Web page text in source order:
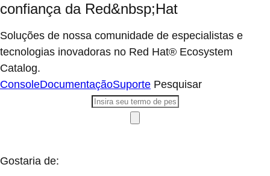
confiança da Red&nbsp;Hat
Soluções de nossa comunidade de especialistas e
tecnologias inovadoras no Red Hat® Ecosystem
Catalog.
ConsoleDocumentaçãoSuporte Pesquisar
Gostaria de: